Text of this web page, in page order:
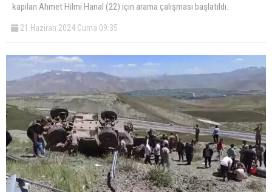
kapılan Ahmet Hilmi Hanal (22) için arama çalışması başlatıldı.
21 Haziran 2024 Cuma 09:35